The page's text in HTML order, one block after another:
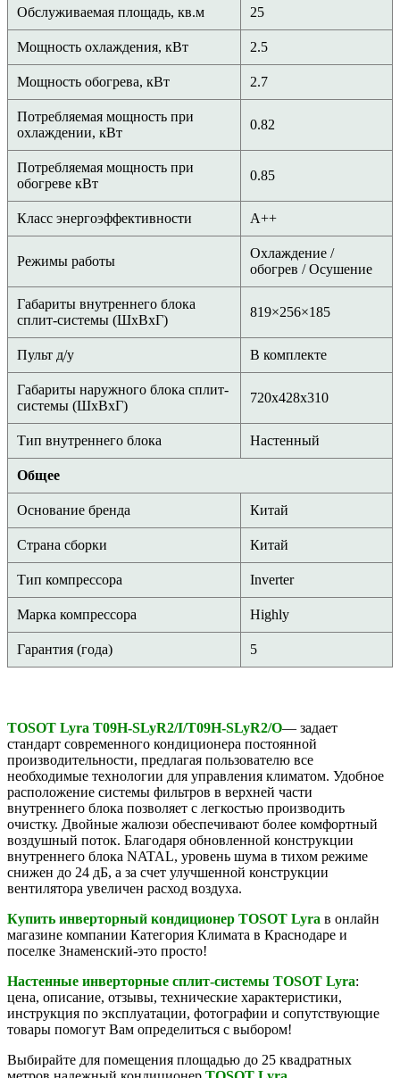
Обслуживаемая площадь, кв.м 25
Мощность охлаждения, кВт 2.5
Мощность обогрева, кВт 2.7
Потребляемая мощность при
охлаждении, кВт
0.82
Потребляемая мощность при
обогреве кВт
0.85
Класс энергоэффективности A++
Режимы работы
Охлаждение /
обогрев / Осушение
Габариты внутреннего блока
сплит-системы (ШxВxГ)
819×256×185
Пульт д/у В комплекте
Габариты наружного блока сплит-
системы (ШxВxГ)
720х428х310
Тип внутреннего блока Настенный
Общее
Основание бренда Китай
Страна сборки Китай
Тип компрессора Inverter
Марка компрессора Highly
Гарантия (года) 5
TOSOT Lyra T09H-SLyR2/I/T09H-SLyR2/O— задает
стандарт современного кондиционера постоянной
производительности, предлагая пользователю все
необходимые технологии для управления климатом. Удобное
расположение системы фильтров в верхней части
внутреннего блока позволяет с легкостью производить
очистку. Двойные жалюзи обеспечивают более комфортный
воздушный поток. Благодаря обновленной конструкции
внутреннего блока NATAL, уровень шума в тихом режиме
снижен до 24 дБ, а за счет улучшенной конструкции
вентилятора увеличен расход воздуха.
Купить инверторный кондиционер TOSOT Lyra в онлайн
магазине компании Категория Климата в Краснодаре и
поселке Знаменский-это просто!
Настенные инверторные сплит-системы TOSOT Lyra:
цена, описание, отзывы, технические характеристики,
инструкция по эксплуатации, фотографии и сопутствующие
товары помогут Вам определиться с выбором!
Выбирайте для помещения площадью до 25 квадратных